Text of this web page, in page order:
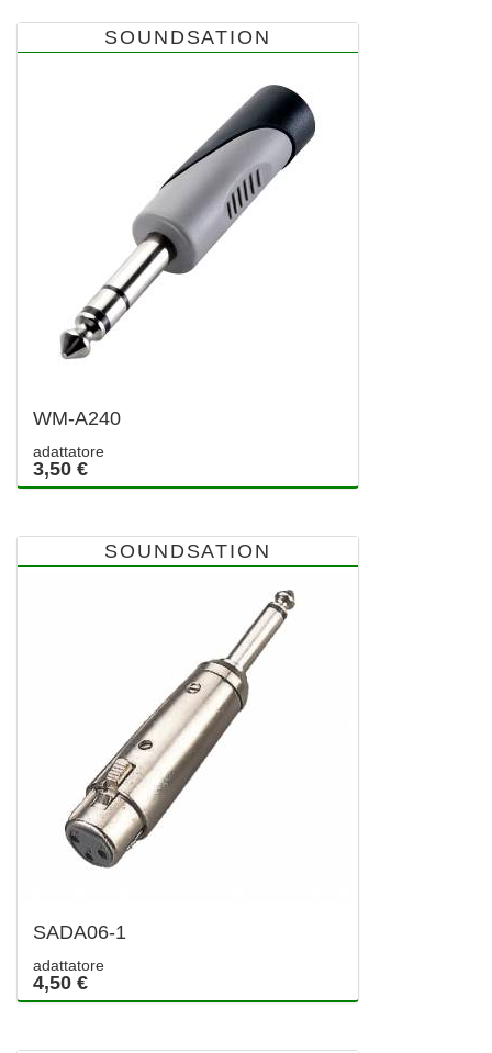
SOUNDSATION
WM-A240
adattatore
3,50 €
SOUNDSATION
SADA06-1
adattatore
4,50 €